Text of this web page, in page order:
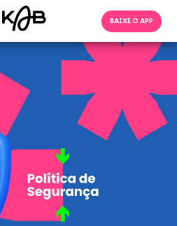
BAIXE O APP